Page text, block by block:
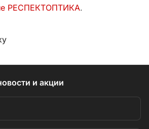
РЕСПЕКТОПТИКА.
и акции